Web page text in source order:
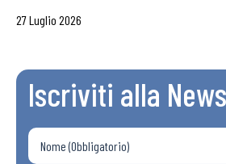
27 Luglio 2026
Iscriviti alla